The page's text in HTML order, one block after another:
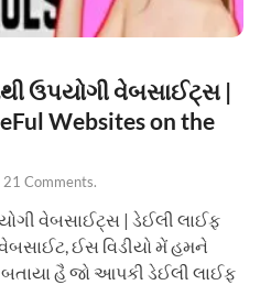
ઉપયોગી વેબસાઈટ્સ |
Websites on the
21 Comments.
વેબસાઈટ્સ | ડેઈલી લાઈફ
ઈસ વિડીયો મેં હમને
હૈ જો આપકી ડેઈલી લાઈફ